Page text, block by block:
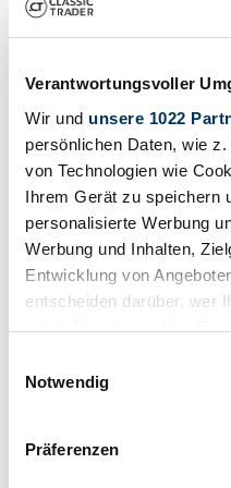
Verantwortungsvoller
Wir und unsere 1022
persönlichen Daten, wie
von Technologien wie
Ihrem Gerät zu speichern
personalisierte Werbung
Werbung und Inhalten,
Entwicklung von
entscheiden darüber, wer
nutzt. Sie können Ihre
Trigger Symbol ändern
Informationen
Notwendig
Präferenzen
/ 46
1988 | Moto Morini
Moto Morini 350 NEW YORK